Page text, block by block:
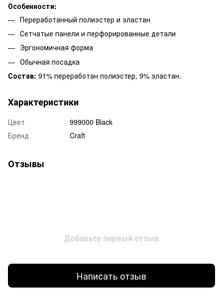
Особенности:
Переработанный полиэстер и эластан
Сетчатые панели и перфорированные детали
Эргономичная форма
Обычная посадка
Состав: 91% переработан полиэстер, 9% эластан.
Характеристики
Цвет
999000 Black
Бренд
Craft
Отзывы
Добавьте первый отзыв
Написать отзыв